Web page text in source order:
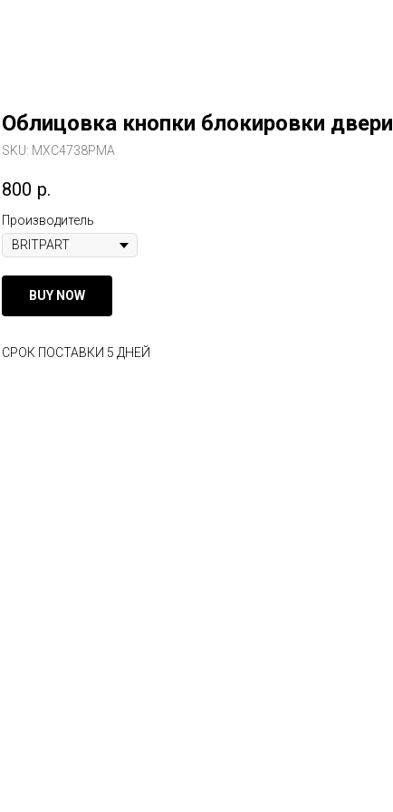
Облицовка кнопки блокировки двери
SKU: MXC4738PMA
800 р.
Производитель
BUY NOW
СРОК ПОСТАВКИ 5 ДНЕЙ